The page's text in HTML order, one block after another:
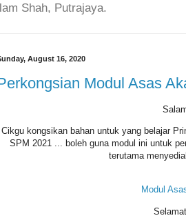
Shah, Putrajaya.
August 16, 2020
Modul Asas
Cikgu kongsikan bahan untuk yang belajar
SPM 2021 ... boleh guna modul ini untuk
terutama
Modul